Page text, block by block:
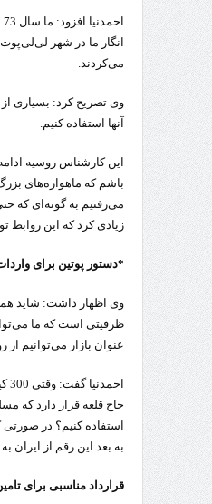
می‌کردند.
وی تصریح کرد: بسیاری از
آنها استفاده کنیم.
این کارشناس روسیه
باشم که ماهواره‌های
می‌رفتیم به گونه‌ای که
زیادی کرد که این روابط
*دستور پوتین برای واردات 1 میلیاد دلار صیفی‌جات از
وی اظهار داشت: شاید
ظرفیتی است که ما
عنوان بازار می‌توانیم از
حاج قلعه قرار دارد که
استفاده کنیم؟ در صورتی
به بعد این رقم از ایران
قرارداد مناسبی برای